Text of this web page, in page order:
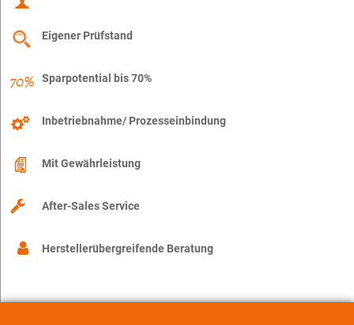
Eigener Prüfstand
Sparpotential bis 70%
Inbetriebnahme/ Prozesseinbindung
Mit Gewährleistung
After-Sales Service
Herstellerübergreifende Beratung